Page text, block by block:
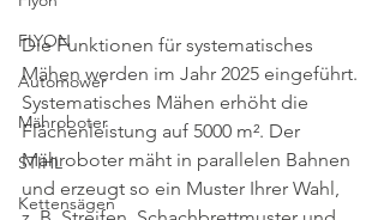
FLYON
Automower
Mähroboter
STIHL
Kettensägen
Die Funktionen für systematisches
Mähen werden im Jahr 2025 eingeführt.
Systematisches Mähen erhöht die
Flächenleistung auf 5000 m². Der
Mähroboter mäht in parallelen Bahnen
und erzeugt so ein Muster Ihrer Wahl,